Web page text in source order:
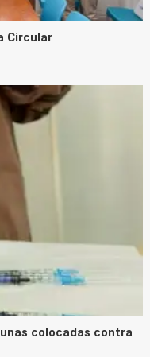
Circular
colocadas contra